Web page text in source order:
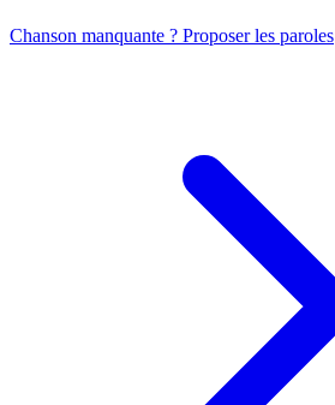
Chanson manquante ? Proposer les paroles